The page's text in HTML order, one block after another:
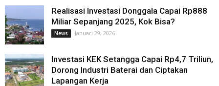
Realisasi Investasi Donggala Capai Rp888
Miliar Sepanjang 2025, Kok Bisa?
News Januari 29, 2026
Investasi KEK Setangga Capai Rp4,7 Triliun,
Dorong Industri Baterai dan Ciptakan
Lapangan Kerja